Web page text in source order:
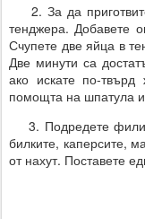
2. За да
тенджера. Добавете
Счупете две яйца в
Две минути са
ако искате по-
помощта на шпатула и
3. Подредете
билките, каперсите,
от нахут. Поставете